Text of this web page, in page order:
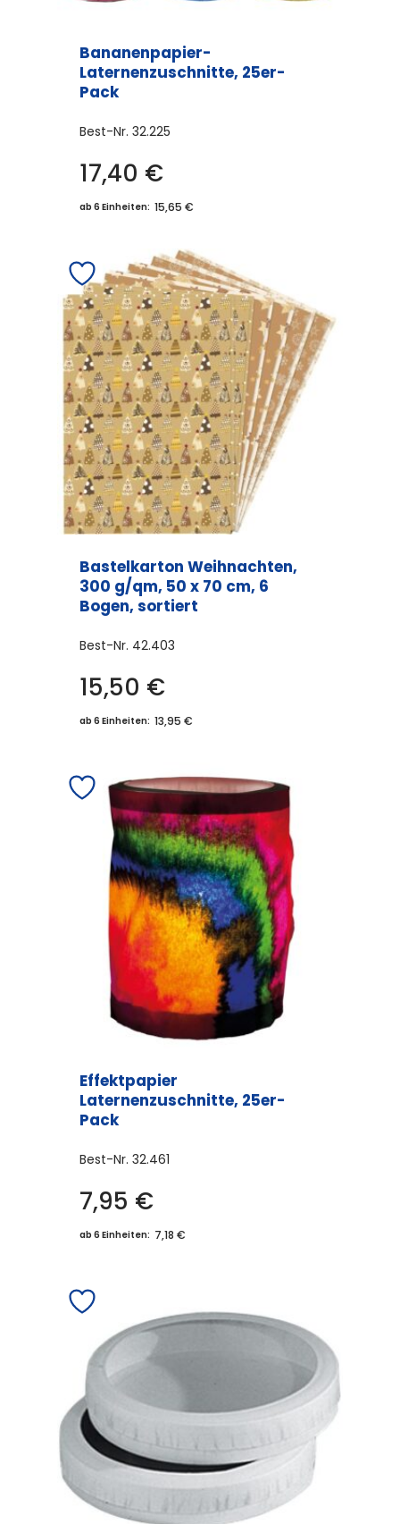
Bananenpapier-
Laternenzuschnitte, 25er-
Pack
Best-Nr. 32.225
17,40 €
ab 6 Einheiten: 15,65 €
Bastelkarton Weihnachten,
300 g/qm, 50 x 70 cm, 6
Bogen, sortiert
Best-Nr. 42.403
15,50 €
ab 6 Einheiten: 13,95 €
Effektpapier
Laternenzuschnitte, 25er-
Pack
Best-Nr. 32.461
7,95 €
ab 6 Einheiten: 7,18 €